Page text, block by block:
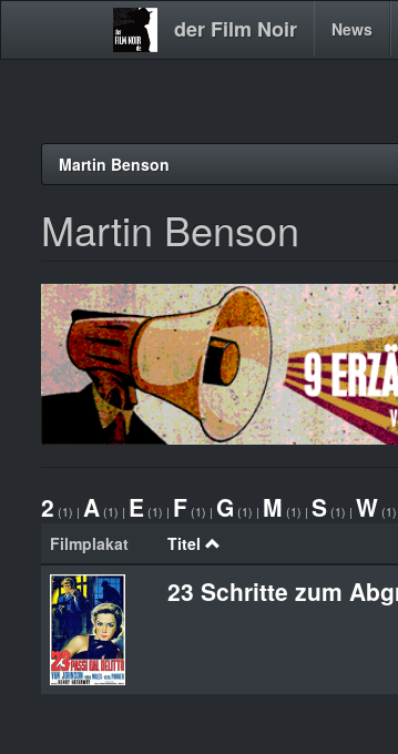
der Film Noir
Main News
Martin Benson
Martin Benson
2 (1) | A (1) | E (1) | F (1) | G (1) | M (1) | S (1) | W (1)
Filmplakat Titel
23 Schritte zum